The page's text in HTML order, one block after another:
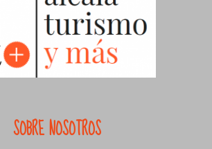
SOBRE NOSOTROS